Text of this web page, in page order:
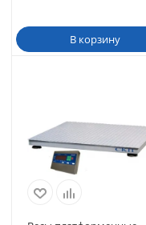
В корзину